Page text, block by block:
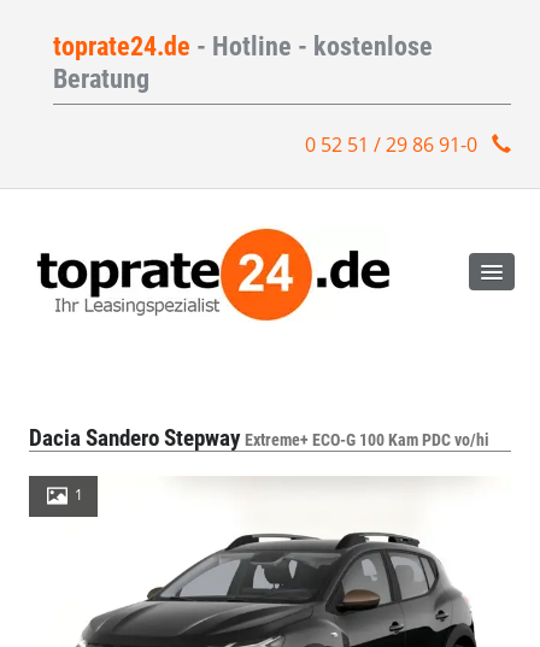
toprate24.de - Hotline - kostenlose
Beratung
0 52 51 / 29 86 91-0
Dacia Sandero StepwayExtreme+ ECO-G 100 Kam PDC vo/hi
1